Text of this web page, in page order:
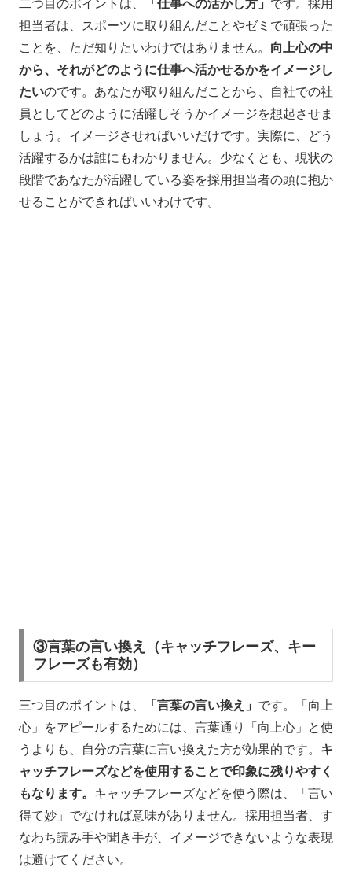
二つ目のポイントは、 「仕事への活かし方」 です。採用
担当者は、スポーツに取り組んだことやゼミで頑張った
ことを、ただ知りたいわけではありません。 向上心の中
から、それがどのように仕事へ活かせるかをイメージし
たいのです。あなたが取り組んだことから、自社での社
員としてどのように活躍しそうかイメージを想起させま
しょう。イメージさせればいいだけです。実際に、どう
活躍するかは誰にもわかりません。少なくとも、現状の
段階であなたが活躍している姿を採用担当者の頭に抱か
せることができればいいわけです。
③言葉の言い換え（キャッチフレーズ、キー
フレーズも有効）
三つ目のポイントは、 「言葉の言い換え」 です。「向上
心」をアピールするためには、言葉通り「向上心」と使
うよりも、自分の言葉に言い換えた方が効果的です。 キ
ャッチフレーズなどを使用することで印象に残りやすく
もなります。 キャッチフレーズなどを使う際は、「言い
得て妙」でなければ意味がありません。採用担当者、す
なわち読み手や聞き手が、イメージできないような表現
は避けてください。